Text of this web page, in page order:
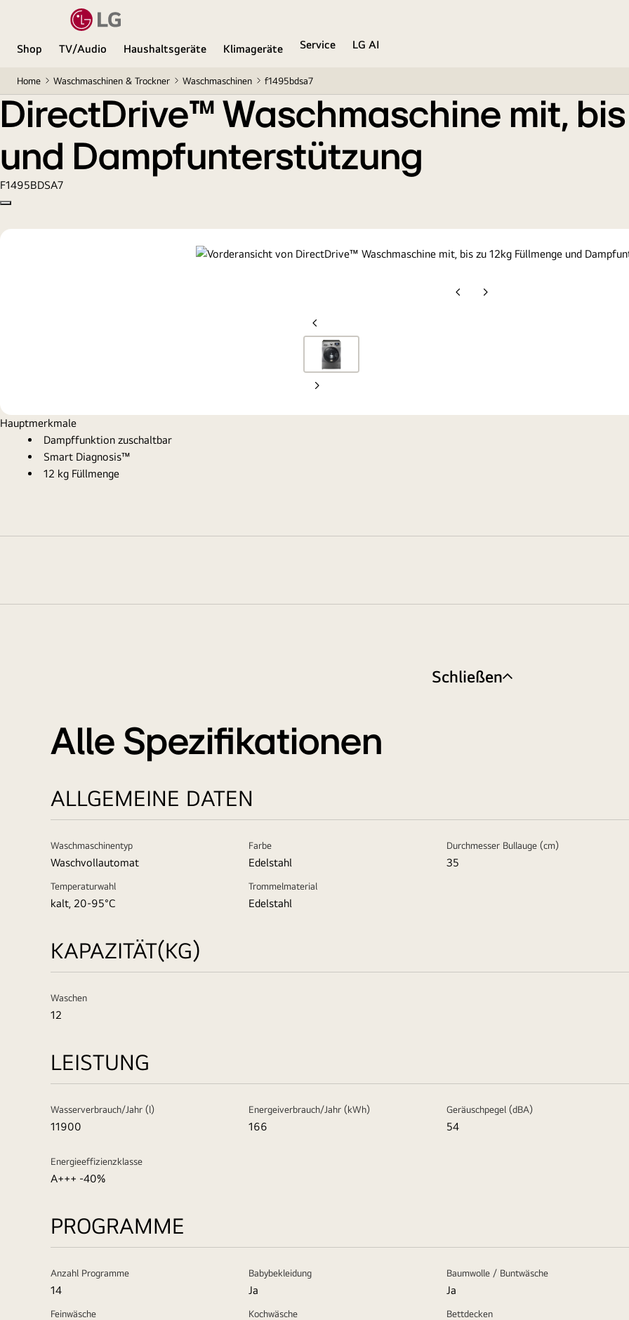
Shop TV/Audio Haushaltsgeräte Klimageräte Service
LG AI
Home Waschmaschinen & Trockner Waschmaschinen f1495bdsa7
DirectDrive™ Waschmaschine mit, bis zu 12kg Füllmenge und Dampfunterstützung
DirectDrive™ Waschmaschine mit,
und Dampfunterstützung
F1495BDSA7
Copy model name
VorherigeNächste
Vorherige
Folie
Nächste
Hauptmerkmale
Dampffunktion zuschaltbar
Smart Diagnosis™
12 kg Füllmenge
Schließen
Alle Spezifikationen
ALLGEMEINE DATEN
Waschmaschinentyp
Waschvollautomat
Farbe
Edelstahl
Durchmesser Bullauge (cm)
35
Temperaturwahl
kalt, 20-95°C
Trommelmaterial
Edelstahl
KAPAZITÄT(KG)
Waschen
12
LEISTUNG
Wasserverbrauch/Jahr (l)
11900
Energeiverbrauch/Jahr (kWh)
166
Geräuschpegel (dBA)
54
Energieeffizienzklasse
A+++ -40%
PROGRAMME
Anzahl Programme
14
Babybekleidung
Ja
Baumwolle / Buntwäsche
Ja
Feinwäsche Kochwäsche Bettdecken